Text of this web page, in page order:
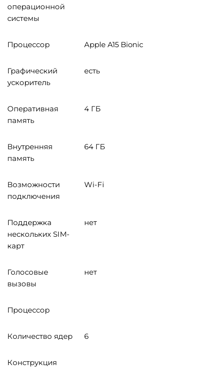
операционной
системы
Процессор Apple A15 Bionic
Графический
ускоритель
есть
Оперативная
память
4 ГБ
Внутренняя
память
64 ГБ
Возможности
подключения
Wi-Fi
Поддержка
нескольких SIM-
карт
нет
Голосовые
вызовы
нет
Процессор
Количество ядер 6
Конструкция